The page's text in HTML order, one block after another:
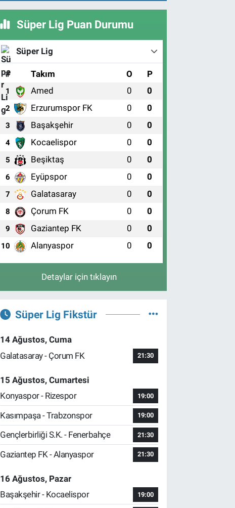
Süper Lig Puan Durumu
Süper Lig
# Takım O P
1 Amed 0 0
2 Erzurumspor FK 0 0
3 Başakşehir 0 0
4 Kocaelispor 0 0
5 Beşiktaş 0 0
6 Eyüpspor 0 0
7 Galatasaray 0 0
8 Çorum FK 0 0
9 Gaziantep FK 0 0
10 Alanyaspor 0 0
Detaylar için tıklayın
Süper Lig Fikstür
14 Ağustos, Cuma
Galatasaray - Çorum FK
21:30
15 Ağustos, Cumartesi
Konyaspor - Rizespor
19:00
Kasımpaşa - Trabzonspor 19:00
Gençlerbirliği S.K. - Fenerbahçe 21:30
Gaziantep FK - Alanyaspor 21:30
16 Ağustos, Pazar
Başakşehir - Kocaelispor
19:00